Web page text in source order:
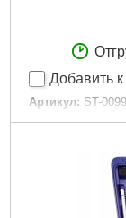
Добавить
Артикул: ST-0099
Код товара:
Количество в
Габариты